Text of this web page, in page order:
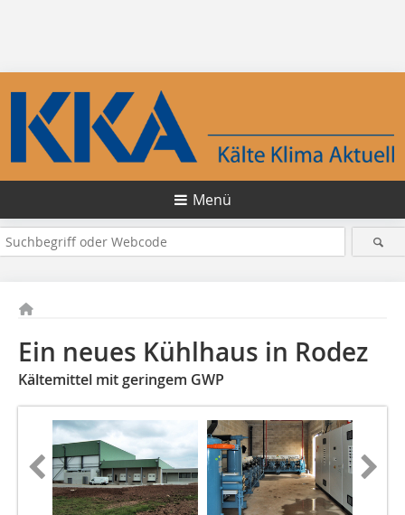
Menü
Ein neues Kühlhaus in Rodez
Kältemittel mit geringem GWP